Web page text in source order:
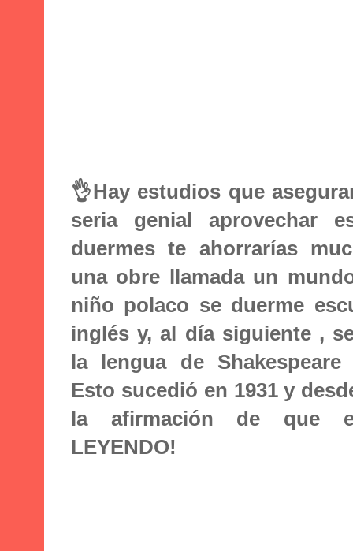
👌Hay estudios que
seria genial aprovechar
duermes te ahorrarías
una obre llamada un
niño polaco se duerme
inglés y, al día siguiente ,
la lengua de Shakespeare
Esto sucedió en 1931 y
la afirmación de que
LEYENDO!